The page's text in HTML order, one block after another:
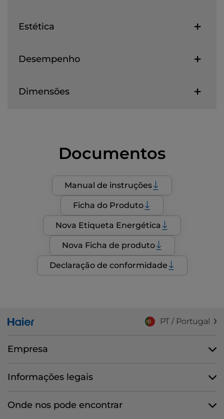
Estética
Desempenho
Dimensões
Documentos
Manual de instruções
Ficha do Produto
Nova Etiqueta Energética
Nova Ficha de produto
Declaração de conformidade
PT / Portugal
Empresa
Informações legais
Onde nos pode encontrar